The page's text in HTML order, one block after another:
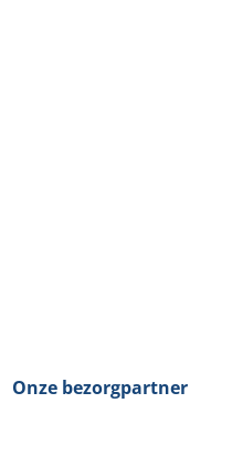
Onze bezorgpartner